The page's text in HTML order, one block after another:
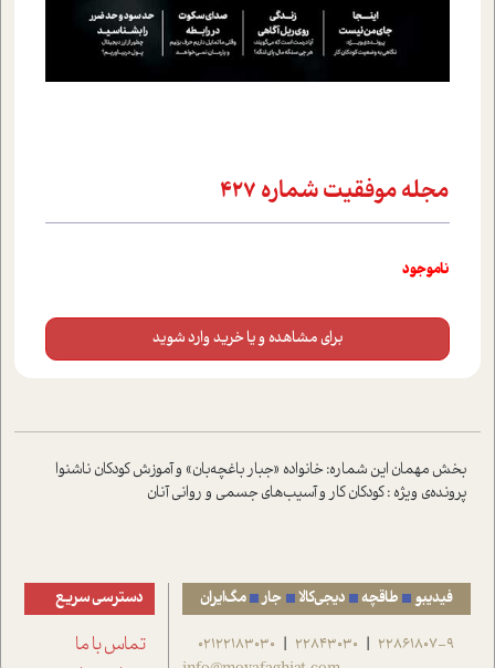
مجله موفقيت شماره 427
ناموجود
برای مشاهده و یا خرید وارد شوید
بخش مهمان این شماره: خانواده «جبار باغچه‌بان» و آموزش کودکان ناشنوا
پرونده‌ی ویژه : کودکان کار و آسیب‌های جسمی و روانی آنان
فیدیبو طاقچه دیجی‌کالا جار مگ‌ایران
22861807-9
|
22843030
|
02122183030
دسترسی سریع
تماس با ما